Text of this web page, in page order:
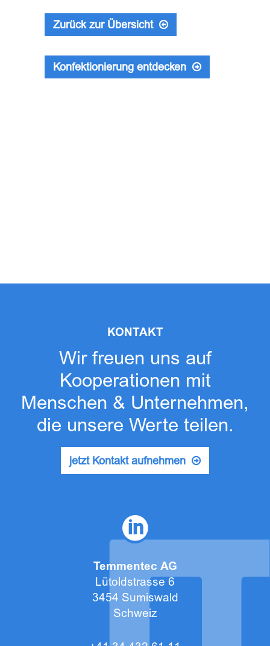
Zurück zur Übersicht
Konfektionierung entdecken
KONTAKT
Wir freuen uns auf
Kooperationen mit
Menschen & Unternehmen,
die unsere Werte teilen.
jetzt Kontakt aufnehmen
Temmentec AG
Lütoldstrasse 6
3454 Sumiswald
Schweiz